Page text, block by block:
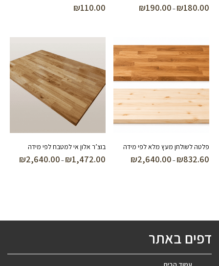
₪180.00
–
₪190.00
₪110.00
פלטה לשולחן מעץ מלא לפי מידה
₪832.60
–
₪2,640.00
בוצ’ר אלון אי למטבח לפי מידה
₪1,472.00
–
₪2,640.00
דפים באתר